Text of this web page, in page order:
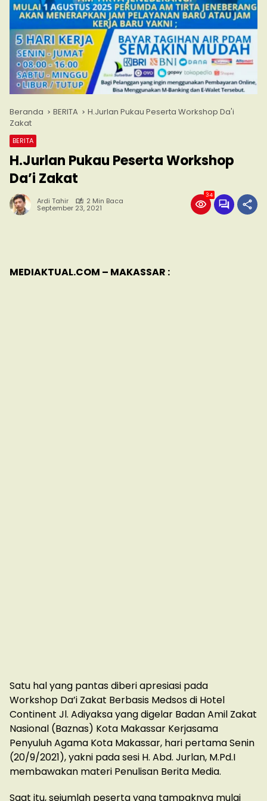
Beranda BERITA
H.Jurlan Pukau Peserta Workshop Da'i
Zakat
BERITA
H.Jurlan Pukau Peserta Workshop
Da’i Zakat
Ardi Tahir 2 Min Baca
September 23, 2021
34
MEDIAKTUAL.COM – MAKASSAR :
Satu hal yang pantas diberi apresiasi pada
Workshop Da’i Zakat Berbasis Medsos di Hotel
Continent Jl. Adiyaksa yang digelar Badan Amil Zakat
Nasional (Baznas) Kota Makassar Kerjasama
Penyuluh Agama Kota Makassar, hari pertama Senin
(20/9/2021), yakni pada sesi H. Abd. Jurlan, M.Pd.I
membawakan materi Penulisan Berita Media.
Saat itu, sejumlah peserta yang tampaknya mulai